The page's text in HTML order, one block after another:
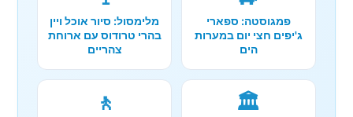
פמגוסטה: ספארי
ג'יפים חצי יום במערות
הים
מלימסול: סיור אוכל ויין
בהרי טרודוס עם ארוחת
צהריים
🏛️
🚶